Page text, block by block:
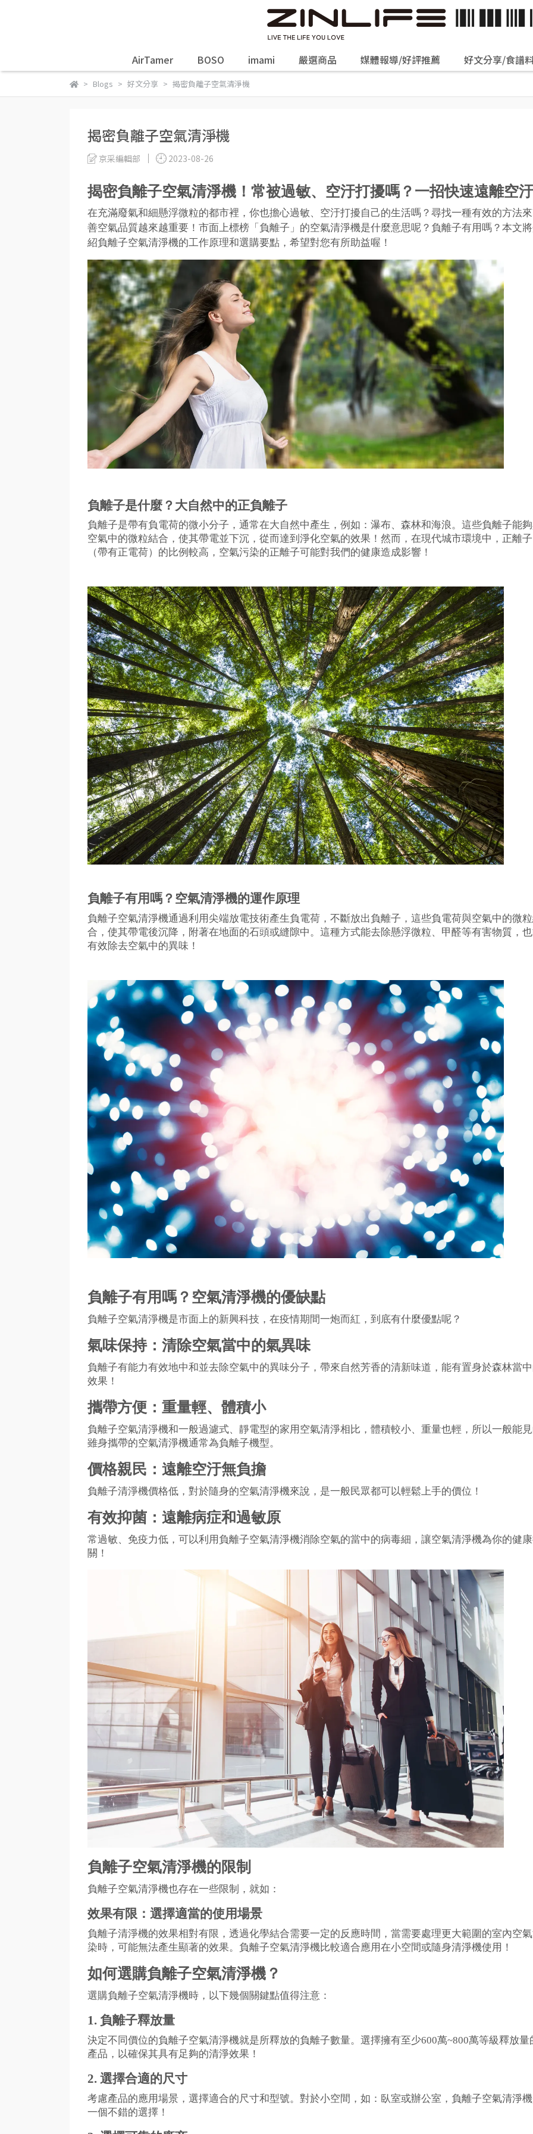
AirTamer BOSO imami 嚴選商品 媒體報導/好評推薦 好文分享/食譜
Blogs 好文分享 揭密負離子空氣清淨機
揭密負離子空氣清淨機
京采編輯部 2023-08-26
揭密負離子空氣清淨機！常被過敏、空汙打擾嗎？一招快速遠離空汙
在充滿廢氣和細懸浮微粒的都市裡，你也擔心過敏、空汙打擾自己的生活嗎？尋找一種有效的方法
善空氣品質越來越重要！市面上標榜「負離子」的空氣清淨機是什麼意思呢？負離子有用嗎？本文
紹負離子空氣清淨機的工作原理和選購要點，希望對您有所助益喔！
負離子是什麼？大自然中的正負離子
負離子是帶有負電荷的微小分子，通常在大自然中產生，例如：瀑布、森林和海浪。這些負離子能
空氣中的微粒結合，使其帶電並下沉，從而達到淨化空氣的效果！然而，在現代城市環境中，正離子
（帶有正電荷）的比例較高，空氣污染的正離子可能對我們的健康造成影響！
負離子有用嗎？空氣清淨機的運作原理
負離子空氣清淨機通過利用尖端放電技術產生負電荷，不斷放出負離子，這些負電荷與空氣中的微
合，使其帶電後沉降，附著在地面的石頭或縫隙中。這種方式能去除懸浮微粒、甲醛等有害物質，
有效除去空氣中的異味！
負離子有用嗎？空氣清淨機的優缺點
負離子空氣清淨機是市面上的新興科技，在疫情期間一炮而紅，到底有什麼優點呢？
氣味保持：清除空氣當中的氣異味
負離子有能力有效地中和並去除空氣中的異味分子，帶來自然芳香的清新味道，能有置身於森林當
效果！
攜帶方便：重量輕、體積小
負離子空氣清淨機和一般過濾式、靜電型的家用空氣清淨相比，體積較小、重量也輕，所以一般能
雖身攜帶的空氣清淨機通常為負離子機型。
價格親民：遠離空汙無負擔
負離子清淨機價格低，對於隨身的空氣清淨機來說，是一般民眾都可以輕鬆上手的價位！
有效抑菌：遠離病症和過敏原
常過敏、免疫力低，可以利用負離子空氣清淨機消除空氣的當中的病毒細，讓空氣清淨機為你的健
關！
負離子空氣清淨機的限制
負離子空氣清淨機也存在一些限制，就如：
效果有限：選擇適當的使用場景
負離子清淨機的效果相對有限，透過化學結合需要一定的反應時間，當需要處理更大範圍的室內空
染時，可能無法產生顯著的效果。負離子空氣清淨機比較適合應用在小空間或隨身清淨機使用！
如何選購負離子空氣清淨機？
選購負離子空氣清淨機時，以下幾個關鍵點值得注意：
1. 負離子釋放量
決定不同價位的負離子空氣清淨機就是所釋放的負離子數量。選擇擁有至少600萬~800萬等級釋放量
產品，以確保其具有足夠的清淨效果！
2. 選擇合適的尺寸
考慮產品的應用場景，選擇適合的尺寸和型號。對於小空間，如：臥室或辦公室，負離子空氣清淨
一個不錯的選擇！